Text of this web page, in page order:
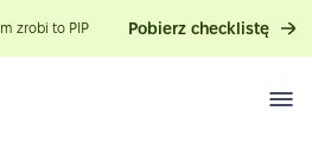
zrobi to PIP Pobierz checklistę